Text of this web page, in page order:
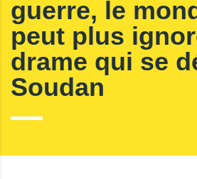
guerre, le
peut plus
drame qui se
Soudan